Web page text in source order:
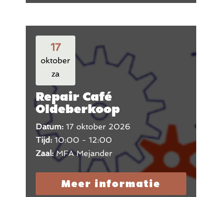
17
oktober
za
Repair Café
Oldeberkoop
Datum: 17 oktober 2026
Tijd: 10:00 - 12:00
Zaal:MFA Mejander
Meer informatie